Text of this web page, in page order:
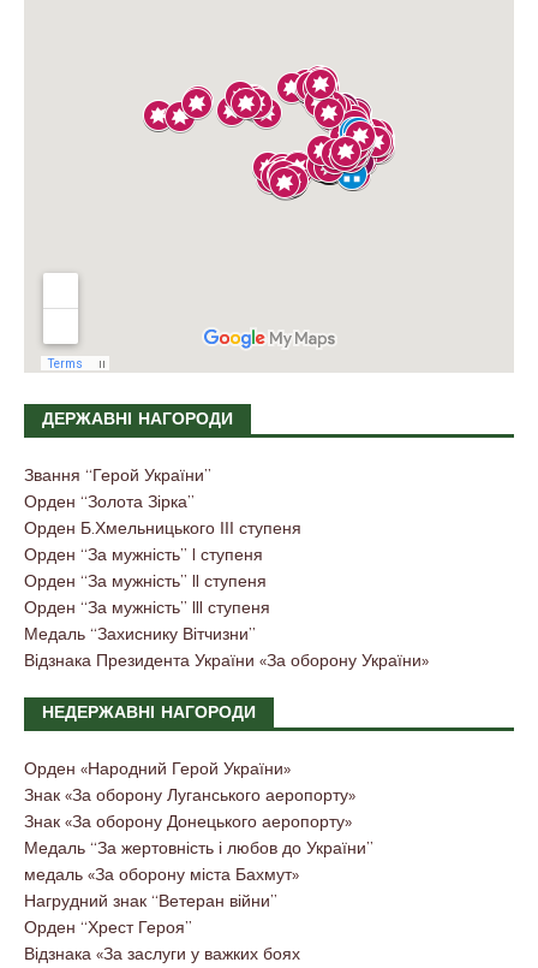
ДЕРЖАВНІ НАГОРОДИ
Звання “Герой України”
Орден “Золота Зірка”
Орден Б.Хмельницького ІІІ ступеня
Орден “За мужність” I ступеня
Орден “За мужність” II ступеня
Орден “За мужність” III ступеня
Медаль “Захиснику Вітчизни”
Відзнака Президента України «За оборону України»
НЕДЕРЖАВНІ НАГОРОДИ
Орден «Народний Герой України»
Знак «За оборону Луганського аеропорту»
Знак «За оборону Донецького аеропорту»
Медаль “За жертовність і любов до України”
медаль «За оборону міста Бахмут»
Нагрудний знак “Ветеран війни”
Орден “Хрест Героя”
Відзнака «За заслуги у важких боях